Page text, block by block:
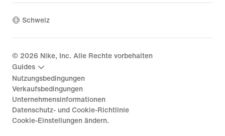
Schweiz
© 2026 Nike, Inc. Alle Rechte vorbehalten
Guides
Nutzungsbedingungen
Verkaufsbedingungen
Unternehmensinformationen
Datenschutz- und Cookie-Richtlinie
Cookie-Einstellungen ändern.